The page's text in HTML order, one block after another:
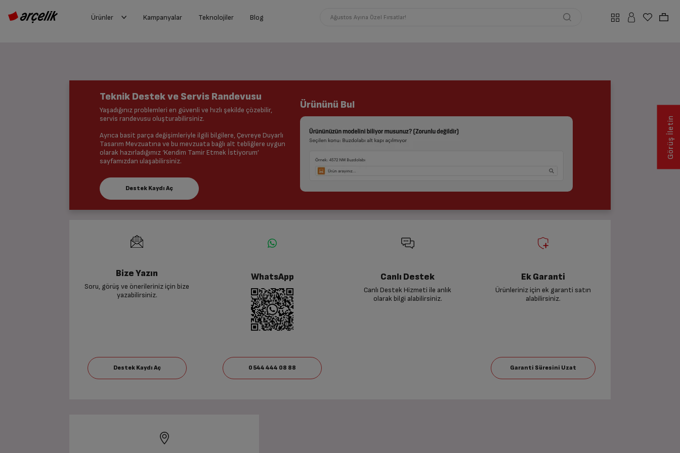
Ürünler Kampanyalar Teknolojiler Blog Ağustos Ayına Özel Fırsatlar!
Teknik Destek ve Servis Randevusu
Yaşadığınız problemleri en güvenli ve hızlı şekilde çözebilir,
servis randevusu oluşturabilirsiniz.
Ayrıca basit parça değişimleriyle ilgili bilgilere, Çevreye Duyarlı
Tasarım Mevzuatına ve bu mevzuata bağlı alt tebliğlere uygun
olarak hazırladığımız ‘Kendim Tamir Etmek İstiyorum’
sayfamızdan ulaşabilirsiniz.
Ürününü Bul
Bize Yazın
Soru, görüş ve önerileriniz için bize
yazabilirsiniz.
WhatsApp Canlı Destek
Canlı Destek Hizmeti ile anlık
olarak bilgi alabilirsiniz.
Ek Garanti
Ürünleriniz için ek garanti satın
alabilirsiniz.
Görüş İletin